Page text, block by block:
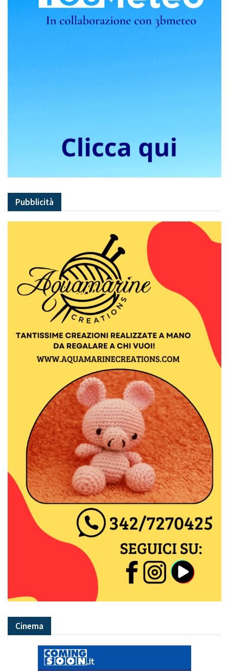
Pubblicità
Cinema